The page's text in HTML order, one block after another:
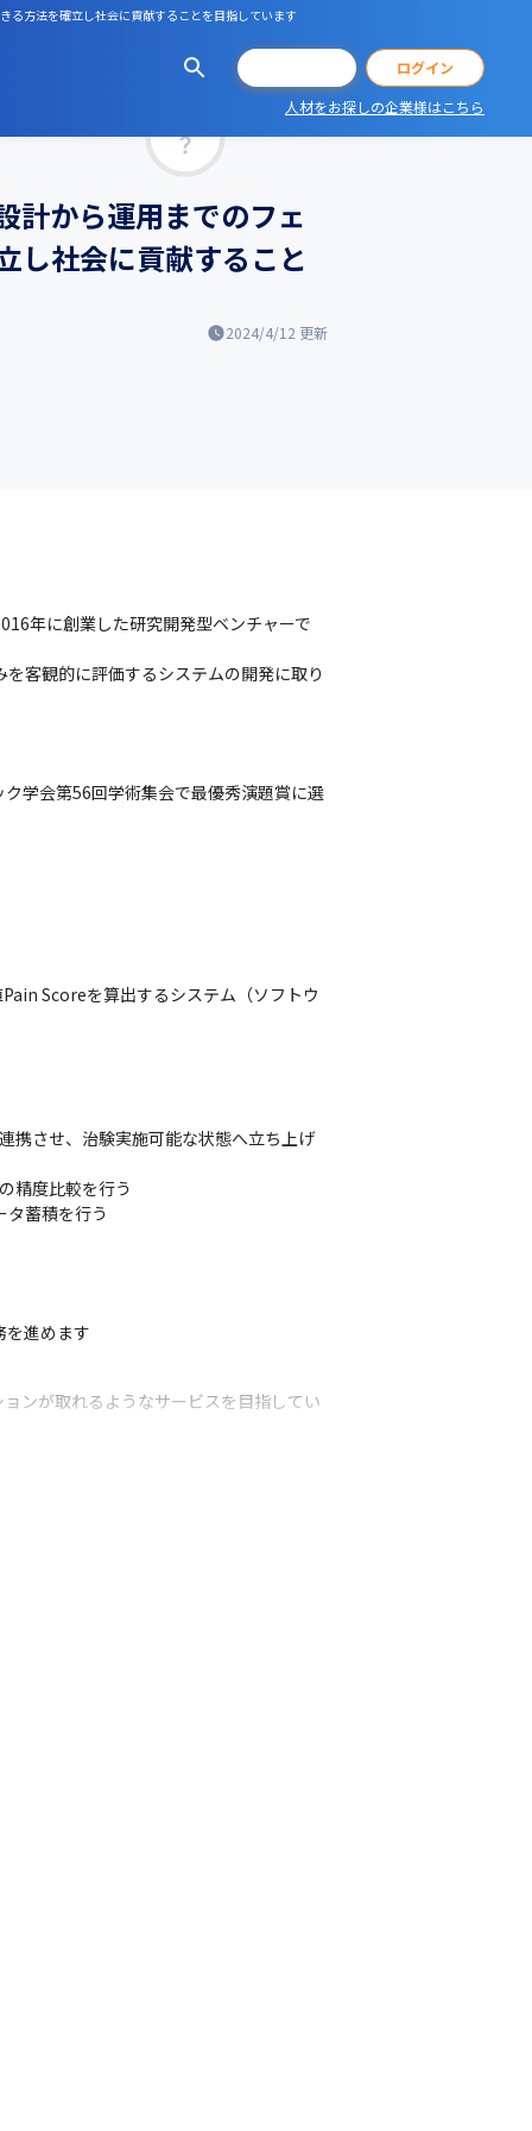
る方法を確立し社会に貢献することを目指しています
ログイン
人材をお探しの企業様はこちら
計から運用までのフェ
し社会に貢献すること
2024/4/12 更新
年に創業した研究開発型ベンチャーで
客観的に評価するシステムの開発に取り
学会第56回学術集会で最優秀演題賞に選
Scoreを算出するシステム（ソフトウ
携させ、治験実施可能な状態へ立ち上げ
精度比較を行う
タ蓄積を行う
を進めます
ンが取れるようなサービスを目指してい
管理を補助する目的の痛み判定補助シス
できることが大きな強みです
できます
ら2027年の予測期間に3.9%の成長率